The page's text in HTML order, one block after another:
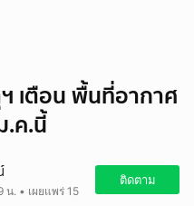
เตือน พื้นที่อากาศ
.ค.นี้
น. • เผยแพร่ 15
ติดตาม